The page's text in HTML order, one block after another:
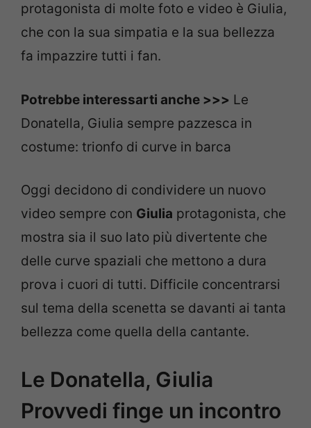
protagonista di molte foto e video è Giulia,
che con la sua simpatia e la sua bellezza
fa impazzire tutti i fan.
Potrebbe interessarti anche >>> Le
Donatella, Giulia sempre pazzesca in
costume: trionfo di curve in barca
Oggi decidono di condividere un nuovo
video sempre con Giulia protagonista, che
mostra sia il suo lato più divertente che
delle curve spaziali che mettono a dura
prova i cuori di tutti. Difficile concentrarsi
sul tema della scenetta se davanti ai tanta
bellezza come quella della cantante.
Le Donatella, Giulia
Provvedi finge un incontro